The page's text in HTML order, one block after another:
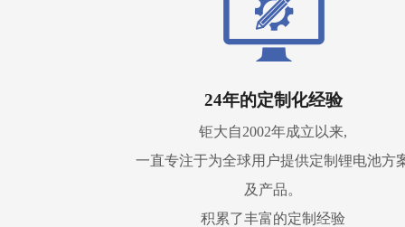
24年的定制化经验
钜大自2002年成立以来,
一直专注于为全球用户提供定制锂电池方
及产品。
积累了丰富的定制经验